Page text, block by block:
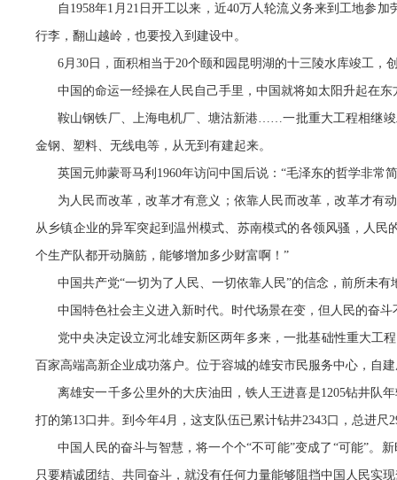
自1958年1月21日开工以来，近40万人轮流义务来到工地参
行李，翻山越岭，也要投入到建设中。
6月30日，面积相当于20个颐和园昆明湖的十三陵水库竣工，
中国的命运一经操在人民自己手里，中国就将如太阳升起在
鞍山钢铁厂、上海电机厂、塘沽新港……一批重大工程相继
金钢、塑料、无线电等，从无到有建起来。
英国元帅蒙哥马利1960年访问中国后说：“毛泽东的哲学非常
为人民而改革，改革才有意义；依靠人民而改革，改革才有
从乡镇企业的异军突起到温州模式、苏南模式的各领风骚，人
个生产队都开动脑筋，能够增加多少财富啊！”
中国共产党“一切为了人民、一切依靠人民”的信念，前所未
中国特色社会主义进入新时代。时代场景在变，但人民的奋斗
党中央决定设立河北雄安新区两年多来，一批基础性重大工
百家高端高新企业成功落户。位于容城的雄安市民服务中心，自
离雄安一千多公里外的大庆油田，铁人王进喜是1205钻井队
打的第13口井。到今年4月，这支队伍已累计钻井2343口，总进尺
中国人民的奋斗与智慧，将一个个“不可能”变成了“可能”。
只要精诚团结、共同奋斗，就没有任何力量能够阻挡中国人民实